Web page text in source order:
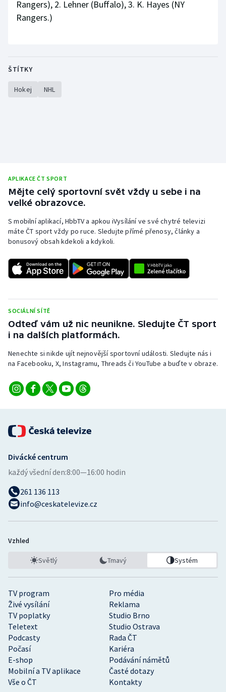
Rangers), 2. Lehner (Buffalo), 3. K. Hayes (NY
Rangers.)
ŠTÍTKY
Hokej NHL
APLIKACE ČT SPORT
Mějte celý sportovní svět vždy u sebe i na
velké obrazovce.
S mobilní aplikací, HbbTV a apkou iVysílání ve své chytré televizi
máte ČT sport vždy po ruce. Sledujte přímé přenosy, články a
bonusový obsah kdekoli a kdykoli.
SOCIÁLNÍ SÍTĚ
Odteď vám už nic neunikne. Sledujte ČT sport
i na dalších platformách.
Nenechte si nikde ujít nejnovější sportovní události. Sledujte nás i
na Facebooku, X, Instagramu, Threads či YouTube a buďte v obraze.
TV program
Pro média
Živé vysílání
Reklama
TV poplatky
Studio Brno
Teletext
Studio Ostrava
Podcasty
Rada ČT
Počasí
Kariéra
E-shop
Podávání námětů
Mobilní a TV aplikace
Časté dotazy
Vše o ČT
Kontakty
Divácké centrum
každý všední den:8:00—16:00 hodin
261 136 113
info@ceskatelevize.cz
Vzhled
Světlý Tmavý Systém